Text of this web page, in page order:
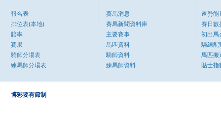
報名表
排位表(本地)
賠率
賽果
騎師分場表
練馬師分場表
賽馬消息
賽馬新聞資料庫
主要賽事
馬匹資料
騎師資料
練馬師資料
速勢能
賽日數
初出馬
騎練配
馬匹搬
貼士指
博彩要有節制